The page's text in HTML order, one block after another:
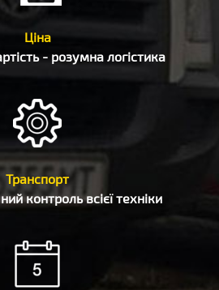
Ціна
- розумна логістика
Транспорт
контроль всієї техніки